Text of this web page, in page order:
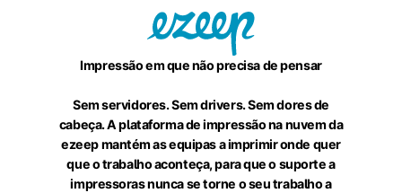
Impressão em que não precisa de pensar
Sem servidores. Sem drivers. Sem dores de
cabeça. A plataforma de impressão na nuvem da
ezeep mantém as equipas a imprimir onde quer
que o trabalho aconteça, para que o suporte a
impressoras nunca se torne o seu trabalho a